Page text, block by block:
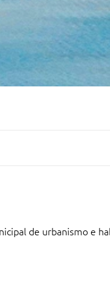
de urbanismo e